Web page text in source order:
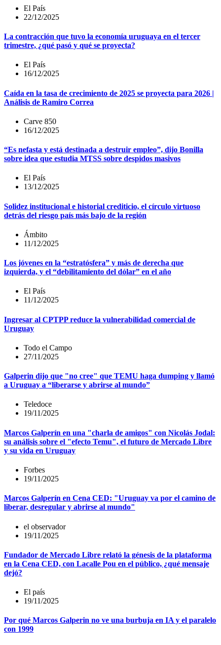
El País
22/12/2025
La contracción que tuvo la economía uruguaya en el tercer
trimestre, ¿qué pasó y qué se proyecta?
El País
16/12/2025
Caída en la tasa de crecimiento de 2025 se proyecta para 2026 |
Análisis de Ramiro Correa
Carve 850
16/12/2025
“Es nefasta y está destinada a destruir empleo”, dijo Bonilla
sobre idea que estudia MTSS sobre despidos masivos
El País
13/12/2025
Solidez institucional e historial crediticio, el círculo virtuoso
detrás del riesgo país más bajo de la región
Ámbito
11/12/2025
Los jóvenes en la “estratósfera” y más de derecha que
izquierda, y el “debilitamiento del dólar” en el año
El País
11/12/2025
Ingresar al CPTPP reduce la vulnerabilidad comercial de
Uruguay
Todo el Campo
27/11/2025
Galperin dijo que "no cree" que TEMU haga dumping y llamó
a Uruguay a “liberarse y abrirse al mundo”
Teledoce
19/11/2025
Marcos Galperín en una "charla de amigos" con Nicolás Jodal:
su análisis sobre el "efecto Temu", el futuro de Mercado Libre
y su vida en Uruguay
Forbes
19/11/2025
Marcos Galperín en Cena CED: "Uruguay va por el camino de
liberar, desregular y abrirse al mundo"
el observador
19/11/2025
Fundador de Mercado Libre relató la génesis de la plataforma
en la Cena CED, con Lacalle Pou en el público, ¿qué mensaje
dejó?
El país
19/11/2025
Por qué Marcos Galperin no ve una burbuja en IA y el paralelo
con 1999